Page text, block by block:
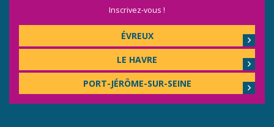
Inscrivez-vous !
ÉVREUX
LE HAVRE
PORT-JÉRÔME-SUR-SEINE